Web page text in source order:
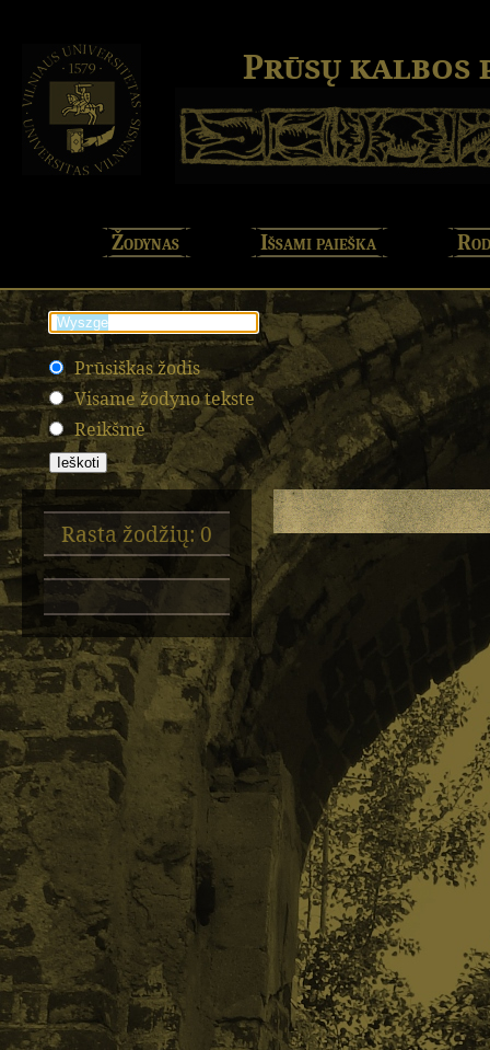
Prūsų kalbos
Žodynas Išsami paieška
Prūsiškas žodis
Visame žodyno tekste
Reikšmė
Rasta žodžių: 0